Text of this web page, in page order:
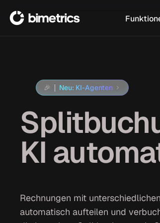
🎉 Neu: KI-Agenten
KI
Rechnungen mit
automatisch aufteilen und